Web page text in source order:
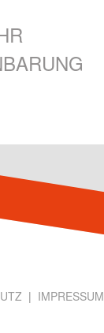
| IMPRESSUM